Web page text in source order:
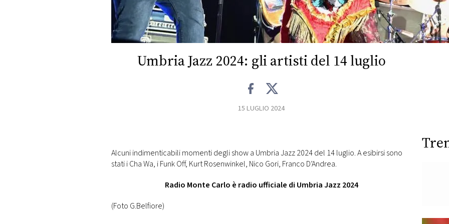
MONACO
RMC
CONSIGLIAUmbria Jazz 2024: gli artisti del 14 luglio
15 LUGLIO 2024
Alcuni indimenticabili momenti degli show a Umbria Jazz 2024 del 14 luglio. A esibirsi sono
stati i Cha Wa, i Funk Off, Kurt Rosenwinkel, Nico Gori, Franco D’Andrea.
Radio Monte Carlo è radio ufficiale di Umbria Jazz 2024
(Foto G.Belfiore)